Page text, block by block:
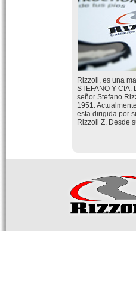
Rizzoli, es una
STEFANO Y CIA.
señor Stefano
1951.
esta dirigida por
Rizzoli Z. Desde